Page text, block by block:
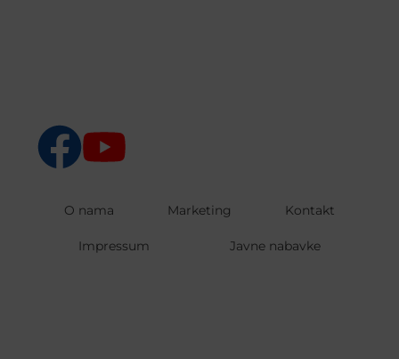
O nama Marketing Kontakt
Impressum Javne nabavke